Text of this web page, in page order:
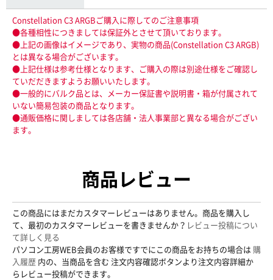
Constellation C3 ARGBご購入に際してのご注意事項
●各種相性につきましては保証外とさせて頂いております。
●上記の画像はイメージであり、実物の商品(Constellation C3 ARGB)
とは異なる場合がございます。
●上記仕様は参考仕様となります、ご購入の際は別途仕様をご確認し
ていだだきますようお願いいたします。
●一般的にバルク品とは、メーカー保証書や説明書・箱が付属されて
いない簡易包装の商品となります。
●通販価格に関しましては各店舗・法人事業部と異なる場合がござい
ます。
商品レビュー
この商品にはまだカスタマーレビューはありません。商品を購入し
て、最初のカスタマーレビューを書きませんか？ レビュー投稿につい
て詳しく見る
パソコン工房WEB会員のお客様ですでにこの商品をお持ちの場合は 購
入履歴 内の、当商品を含む 注文内容確認ボタンより注文内容詳細か
らレビュー投稿ができます。